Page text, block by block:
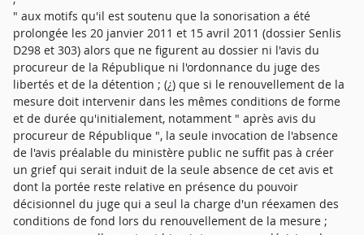
" aux motifs qu'il est soutenu que la sonorisation a été
prolongée les 20 janvier 2011 et 15 avril 2011 (dossier Senlis
D298 et 303) alors que ne figurent au dossier ni l'avis du
procureur de la République ni l'ordonnance du juge des
libertés et de la détention ; (¿) que si le renouvellement de la
mesure doit intervenir dans les mêmes conditions de forme
et de durée qu'initialement, notamment " après avis du
procureur de République ", la seule invocation de l'absence
de l'avis préalable du ministère public ne suffit pas à créer
un grief qui serait induit de la seule absence de cet avis et
dont la portée reste relative en présence du pouvoir
décisionnel du juge qui a seul la charge d'un réexamen des
conditions de fond lors du renouvellement de la mesure ;